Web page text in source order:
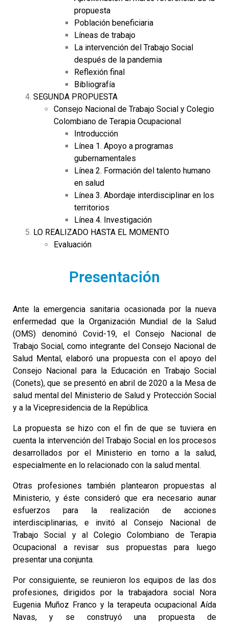
propuesta
Población beneficiaria
Líneas de trabajo
La intervención del Trabajo Social
después de la pandemia
Reflexión final
Bibliografía
SEGUNDA PROPUESTA
Consejo Nacional de Trabajo Social y Colegio
Colombiano de Terapia Ocupacional
Introducción
Línea 1. Apoyo a programas
gubernamentales
Línea 2. Formación del talento humano
en salud
Línea 3. Abordaje interdisciplinar en los
territorios
Línea 4. Investigación
LO REALIZADO HASTA EL MOMENTO
Evaluación
Presentación
Ante la emergencia sanitaria ocasionada por la nueva
enfermedad que la Organización Mundial de la Salud
(OMS) denominó Covid-19, el Consejo Nacional de
Trabajo Social, como integrante del Consejo Nacional de
Salud Mental, elaboró una propuesta con el apoyo del
Consejo Nacional para la Educación en Trabajo Social
(Conets), que se presentó en abril de 2020 a la Mesa de
salud mental del Ministerio de Salud y Protección Social
y a la Vicepresidencia de la República.
La propuesta se hizo con el fin de que se tuviera en
cuenta la intervención del Trabajo Social en los procesos
desarrollados por el Ministerio en torno a la salud,
especialmente en lo relacionado con la salud mental.
Otras profesiones también plantearon propuestas al
Ministerio, y éste consideró que era necesario aunar
esfuerzos para la realización de acciones
interdisciplinarias, e invitó al Consejo Nacional de
Trabajo Social y al Colegio Colombiano de Terapia
Ocupacional a revisar sus propuestas para luego
presentar una conjunta.
Por consiguiente, se reunieron los equipos de las dos
profesiones, dirigidos por la trabajadora social Nora
Eugenia Muñoz Franco y la terapeuta ocupacional Aída
Navas, y se construyó una propuesta de